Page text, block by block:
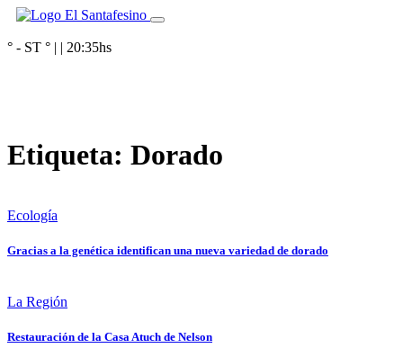
° - ST ° | | 20:35hs
Etiqueta: Dorado
Ecología
Gracias a la genética identifican una nueva variedad de dorado
La Región
Restauración de la Casa Atuch de Nelson